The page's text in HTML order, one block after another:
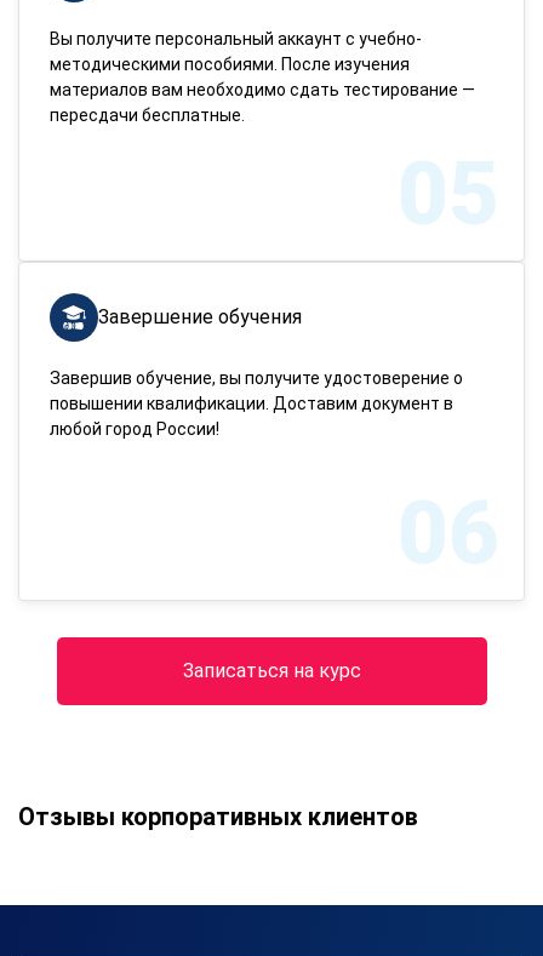
Вы получите персональный аккаунт с учебно-
методическими пособиями. После изучения
материалов вам необходимо сдать тестирование —
пересдачи бесплатные.
05
Завершение обучения
Завершив обучение, вы получите удостоверение о
повышении квалификации. Доставим документ в
любой город России!
06
Записаться на курс
Отзывы корпоративных клиентов